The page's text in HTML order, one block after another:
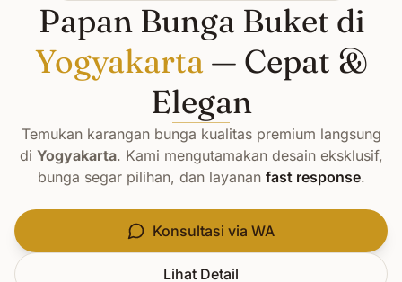
Papan Bunga Buket di
Yogyakarta— Cepat &
Elegan
Temukan karangan bunga kualitas premium langsung
di Yogyakarta. Kami mengutamakan desain eksklusif,
bunga segar pilihan, dan layanan fast response.
Konsultasi via WA
Lihat Detail